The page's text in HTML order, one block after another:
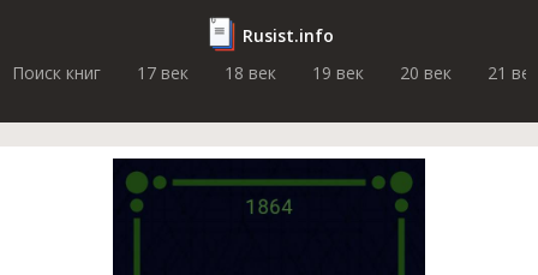
Rusist.info
Поиск книг
17 век 18 век 19 век 20 век 21 век